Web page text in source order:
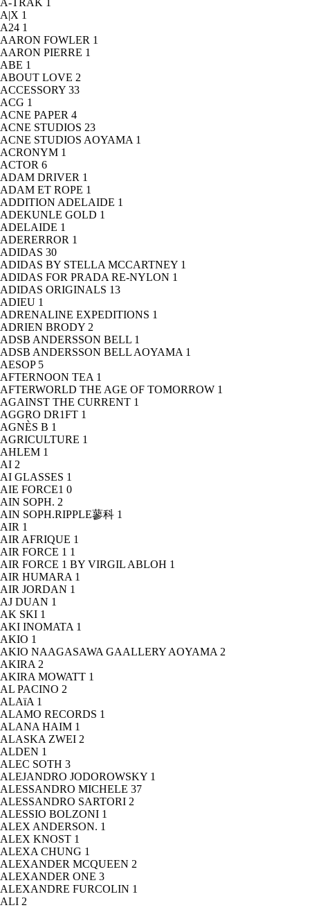
A-TRAK 1
A|X 1
A24 1
AARON FOWLER 1
AARON PIERRE 1
ABE 1
ABOUT LOVE 2
ACCESSORY 33
ACG 1
ACNE PAPER 4
ACNE STUDIOS 23
ACNE STUDIOS AOYAMA 1
ACRONYM 1
ACTOR 6
ADAM DRIVER 1
ADAM ET ROPE 1
ADDITION ADELAIDE 1
ADEKUNLE GOLD 1
ADELAIDE 1
ADERERROR 1
ADIDAS 30
ADIDAS BY STELLA MCCARTNEY 1
ADIDAS FOR PRADA RE-NYLON 1
ADIDAS ORIGINALS 13
ADIEU 1
ADRENALINE EXPEDITIONS 1
ADRIEN BRODY 2
ADSB ANDERSSON BELL 1
ADSB ANDERSSON BELL AOYAMA 1
AESOP 5
AFTERNOON TEA 1
AFTERWORLD THE AGE OF TOMORROW 1
AGAINST THE CURRENT 1
AGGRO DR1FT 1
AGNÈS B 1
AGRICULTURE 1
AHLEM 1
AI 2
AI GLASSES 1
AIE FORCE1 0
AIN SOPH. 2
AIN SOPH.RIPPLE蓼科 1
AIR 1
AIR AFRIQUE 1
AIR FORCE 1 1
AIR FORCE 1 BY VIRGIL ABLOH 1
AIR HUMARA 1
AIR JORDAN 1
AJ DUAN 1
AK SKI 1
AKI INOMATA 1
AKIO 1
AKIO NAAGASAWA GAALLERY AOYAMA 2
AKIRA 2
AKIRA MOWATT 1
AL PACINO 2
ALAïA 1
ALAMO RECORDS 1
ALANA HAIM 1
ALASKA ZWEI 2
ALDEN 1
ALEC SOTH 3
ALEJANDRO JODOROWSKY 1
ALESSANDRO MICHELE 37
ALESSANDRO SARTORI 2
ALESSIO BOLZONI 1
ALEX ANDERSON. 1
ALEX KNOST 1
ALEXA CHUNG 1
ALEXANDER MCQUEEN 2
ALEXANDER ONE 3
ALEXANDRE FURCOLIN 1
ALI 2